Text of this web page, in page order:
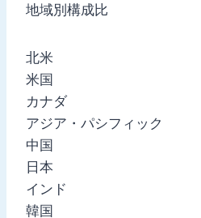
地域別構成比
北米
米国
カナダ
アジア・パシフィック
中国
日本
インド
韓国